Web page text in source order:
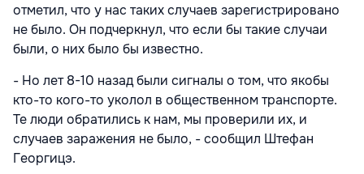
отметил, что у нас таких случаев зарегистрировано
не было. Он подчеркнул, что если бы такие случаи
были, о них было бы известно.
- Но лет 8-10 назад были сигналы о том, что якобы
кто-то кого-то уколол в общественном транспорте.
Те люди обратились к нам, мы проверили их, и
случаев заражения не было, - сообщил Штефан
Георгицэ.